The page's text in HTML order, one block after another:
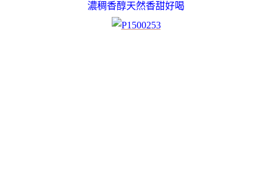
濃稠香醇天然香甜好喝